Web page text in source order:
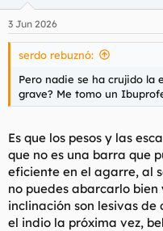
Explertos a mí.
cipote con cabeza de
cuenta hasta el más
@Pedoflorcon el barco
e
s
3 Jun 2026
serdo rebuznó:
Pero nadie se ha crujido la
grave? Me tomo un
Es que los pesos y las
que no es una barra que
eficiente en el agarre, al
no puedes abarcarlo
inclinación son lesivas de
el indio la próxima vez,